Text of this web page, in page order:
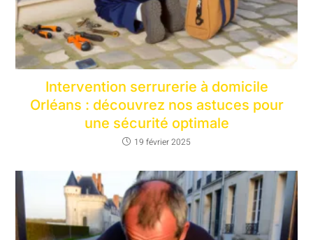
Intervention serrurerie à domicile
Orléans : découvrez nos astuces pour
une sécurité optimale
19 février 2025